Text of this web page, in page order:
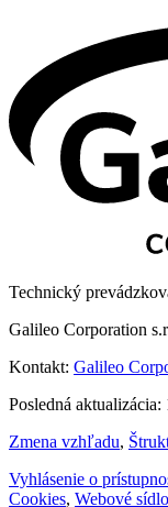
Technický
Galileo Corporation
Kontakt: Galileo
Posledná aktualizácia:
Zmena vzhľadu,
Vyhlásenie o
Cookies, Webové sídlo